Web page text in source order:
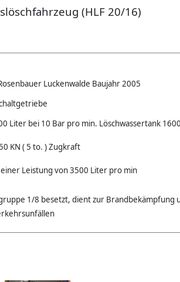
(HLF 20/16)
Luckenwalde Baujahr 2005
Liter bei 10 Bar pro min. Löschwassertank
KN ( 5 to. ) Zugkraft
Leistung von 3500 Liter pro min
1/8 besetzt, dient zur Brandbekämpfung